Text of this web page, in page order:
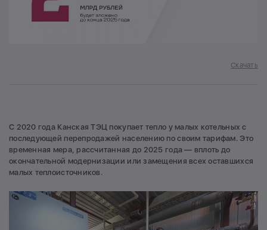
Скачать
С 2020 года Канская ТЭЦ покупает тепло у малых котельных с
последующей перепродажей населению по своим тарифам. Это
временная мера, рассчитанная до 2025 года — вплоть до
окончательной модернизации или замещения всех оставшихся
малых теплоисточников.